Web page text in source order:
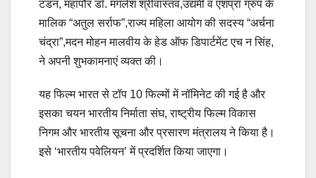
टंडन, महापौर डॉ. मंगलेश श्रीवास्तव,उद्यमी व एशप्रा ग्रुप के
मालिक “अतुल सर्राफ”,राज्य महिला आयोग की सदस्य “अर्चना
चंद्रा”,मदन मोहन मालवीय के हेड ऑफ डिपार्टमेंट एच न सिंह,
ने अपनी शुभकामनाएं व्यक्त की।
यह फिल्म भारत से टॉप 10 फिल्मों में नॉमिनेट की गई है और
इसका चयन भारतीय निर्माता संघ, राष्ट्रीय फिल्म विकास
निगम और भारतीय सूचना और प्रसारण मंत्रालय ने किया है।
इसे ‘भारतीय पवेलियन’ में प्रदर्शित किया जाएगा।